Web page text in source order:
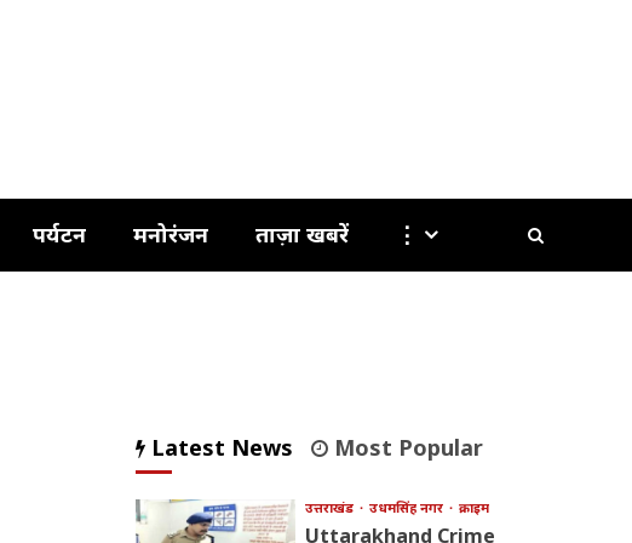
पर्यटन मनोरंजन ताज़ा खबरें ⋮
Latest News Most Popular
उत्तराखंड उधमसिंह नगर क्राइम
Uttarakhand Crime